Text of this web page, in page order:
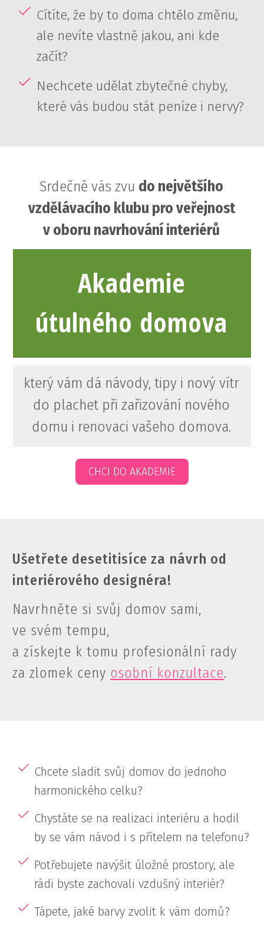
Cítíte, že by to doma chtělo změnu,
ale nevíte vlastně jakou, ani kde
začít?
Nechcete udělat zbytečné chyby,
které vás budou stát peníze i nervy?
Srdečně vás zvu do největšího
vzdělávacího klubu pro veřejnost
v oboru navrhování interiérů
Akademie
útulného domova
který vám dá návody, tipy i nový vítr
do plachet při zařizování nového
domu i renovaci vašeho domova.
CHCI DO AKADEMIE
Ušetřete desetitisíce za návrh od
interiérového designéra!
Navrhněte si svůj domov sami,
ve svém tempu,
a získejte k tomu profesionální rady
za zlomek ceny osobní konzultace.
Chcete sladit svůj domov do jednoho
harmonického celku?
Chystáte se na realizaci interiéru a hodil
by se vám návod i s přítelem na telefonu?
Potřebujete navýšit úložné prostory, ale
rádi byste zachovali vzdušný interiér?
Tápete, jaké barvy zvolit k vám domů?